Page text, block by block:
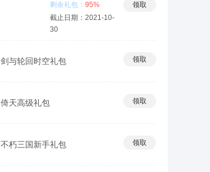
剩余礼包： 95%
截止日期：2021-10-
30
领取
剑与轮回时空礼包 领取
倚天高级礼包 领取
不朽三国新手礼包 领取